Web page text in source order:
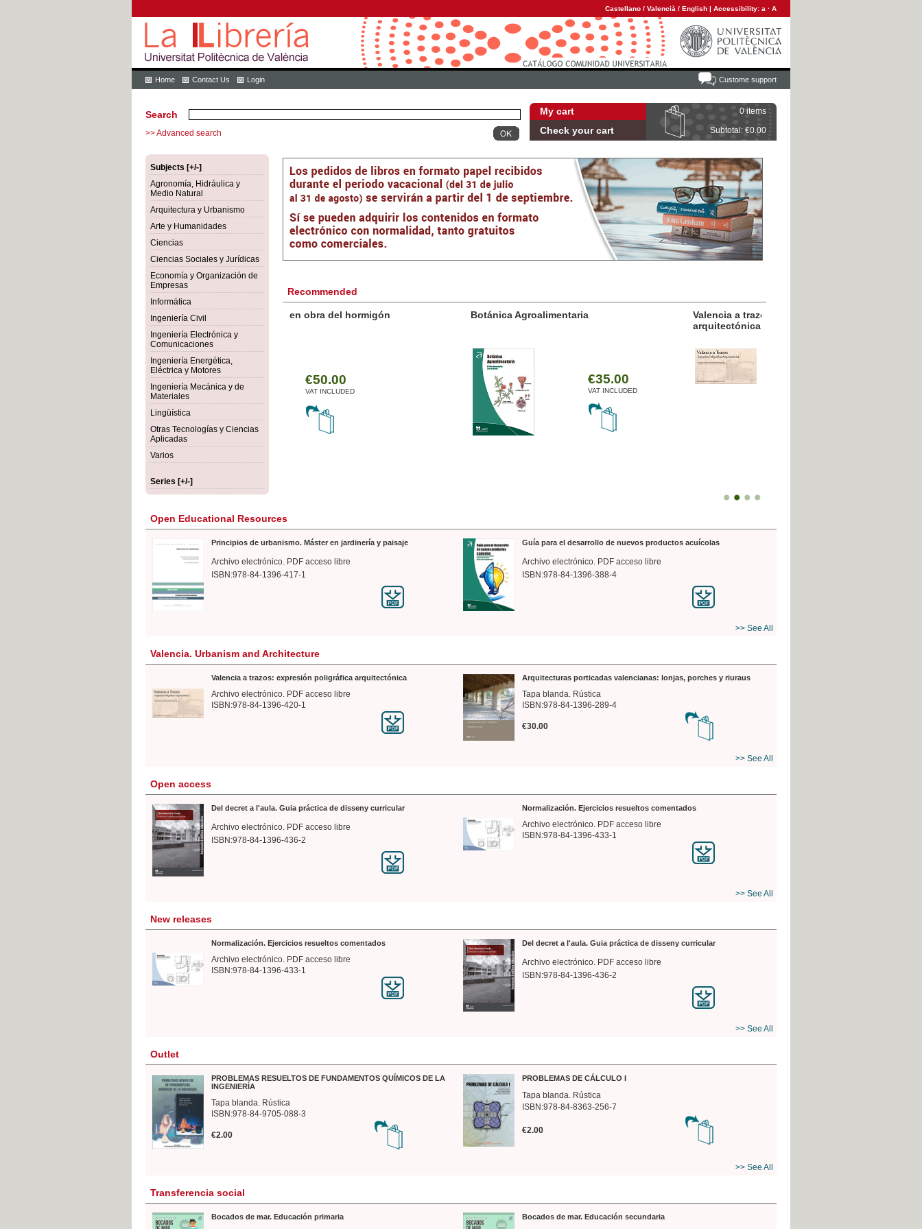
Castellano / Valencià / English | Accessibility: a · A
Custome support
Home Contact Us Login
My cart 0 items
Check your cart Subtotal: €0.00
Search
>> Advanced search
Subjects [+/-]
Agronomía, Hidráulica y
Medio Natural
Arquitectura y Urbanismo
Arte y Humanidades
Ciencias
Ciencias Sociales y Jurídicas
Economía y Organización de
Empresas
Informática
Ingeniería Civil
Ingeniería Electrónica y
Comunicaciones
Ingeniería Energética,
Eléctrica y Motores
Ingeniería Mecánica y de
Materiales
Lingüística
Otras Tecnologías y Ciencias
Aplicadas
Varios
Series [+/-]
Recommended
Botánica Agroalimentaria
Valencia a trazos: expresión poligráfica
Open Educational Resources
Principios de urbanismo. Máster en jardinería y paisaje
Archivo electrónico. PDF acceso libre
ISBN:978-84-1396-417-1
Guía para el desarrollo de nuevos productos acuícolas
Archivo electrónico. PDF acceso libre
ISBN:978-84-1396-388-4
>> See All
Valencia. Urbanism and Architecture
Valencia a trazos: expresión poligráfica arquitectónica
Archivo electrónico. PDF acceso libre
ISBN:978-84-1396-420-1
Arquitecturas porticadas valencianas: lonjas, porches y riuraus
Tapa blanda. Rústica
ISBN:978-84-1396-289-4
€30.00
>> See All
Open access
Del decret a l'aula. Guia práctica de disseny curricular
Archivo electrónico. PDF acceso libre
ISBN:978-84-1396-436-2
Normalización. Ejercicios resueltos comentados
Archivo electrónico. PDF acceso libre
ISBN:978-84-1396-433-1
>> See All
New releases
Normalización. Ejercicios resueltos comentados
Archivo electrónico. PDF acceso libre
ISBN:978-84-1396-433-1
Del decret a l'aula. Guia práctica de disseny curricular
Archivo electrónico. PDF acceso libre
ISBN:978-84-1396-436-2
>> See All
Outlet
PROBLEMAS RESUELTOS DE FUNDAMENTOS QUÍMICOS DE LA
INGENIERÍA
Tapa blanda. Rústica
ISBN:978-84-9705-088-3
€2.00
PROBLEMAS DE CÁLCULO I
Tapa blanda. Rústica
ISBN:978-84-8363-256-7
€2.00
>> See All
Transferencia social
Bocados de mar. Educación primaria Bocados de mar. Educación secundaria